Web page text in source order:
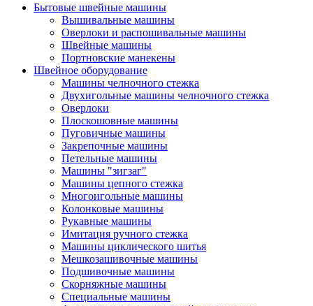
Бытовые швейные машины
Вышивальные машины
Оверлоки и распошивальные машины
Швейные машины
Портновские манекены
Швейное оборудование
Машины челночного стежка
Двухигольные машины челночного стежка
Оверлоки
Плоскошовные машины
Пуговичные машины
Закрепочные машины
Петельные машины
Машины "зигзаг"
Машины цепного стежка
Многоигольные машины
Колонковые машины
Рукавные машины
Имитация ручного стежка
Машины циклического шитья
Мешкозашивочные машины
Подшивочные машины
Скорняжные машины
Специальные машины